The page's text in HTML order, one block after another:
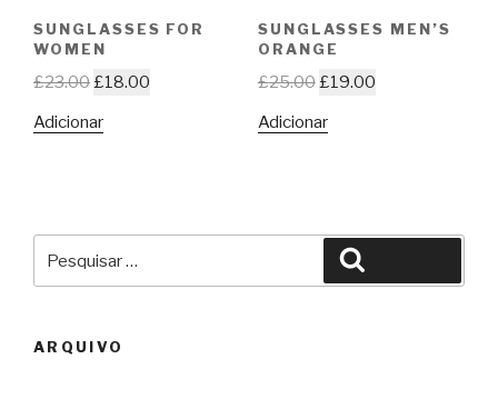
SUNGLASSES FOR
WOMEN
£23.00£18.00
Adicionar
SUNGLASSES MEN’S
ORANGE
£25.00£19.00
Adicionar
ARQUIVO